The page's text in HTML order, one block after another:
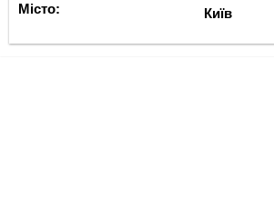
Місто:
Київ